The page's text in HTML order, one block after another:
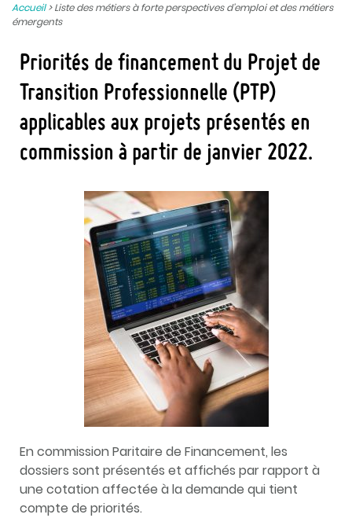
Accueil>Liste des métiers à forte perspectives d’emploi et des métiers
émergents
Priorités de financement du Projet de
Transition Professionnelle (PTP)
applicables aux projets présentés en
commission à partir de janvier 2022.
En commission Paritaire de Financement, les
dossiers sont présentés et affichés par rapport à
une cotation affectée à la demande qui tient
compte de priorités.